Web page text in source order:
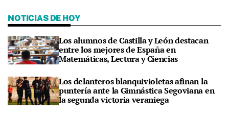
NOTICIAS DE HOY
Los alumnos de Castilla y León destacan
entre los mejores de España en
Matemáticas, Lectura y Ciencias
Los delanteros blanquivioletas afinan la
puntería ante la Gimnástica Segoviana en
la segunda victoria veraniega